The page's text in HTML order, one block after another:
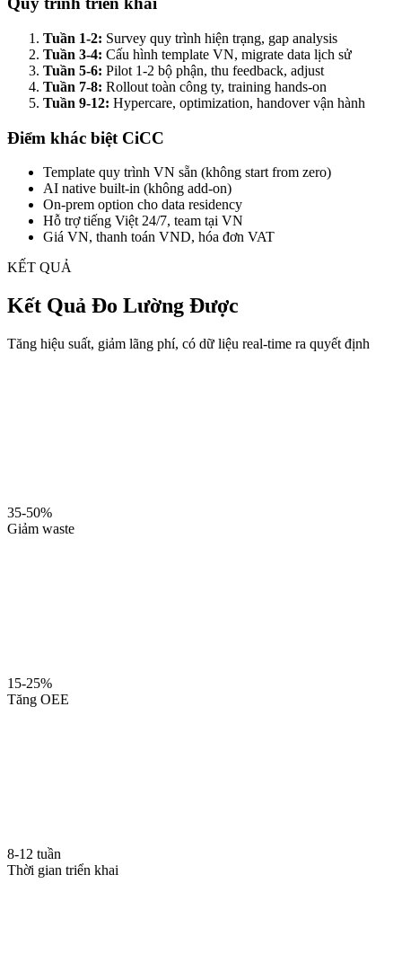
Tuần 1-2: Survey quy trình hiện trạng, gap analysis
Tuần 3-4: Cấu hình template VN, migrate data lịch sử
Tuần 5-6: Pilot 1-2 bộ phận, thu feedback, adjust
Tuần 7-8: Rollout toàn công ty, training hands-on
Tuần 9-12: Hypercare, optimization, handover vận hành
Điểm khác biệt CiCC
Template quy trình VN sẵn (không start from zero)
AI native built-in (không add-on)
On-prem option cho data residency
Hỗ trợ tiếng Việt 24/7, team tại VN
Giá VN, thanh toán VND, hóa đơn VAT
KẾT QUẢ
Kết Quả Đo Lường Được
Tăng hiệu suất, giảm lãng phí, có dữ liệu real-time ra quyết định
35-50%
Giảm waste
15-25%
Tăng OEE
8-12 tuần
Thời gian triển khai